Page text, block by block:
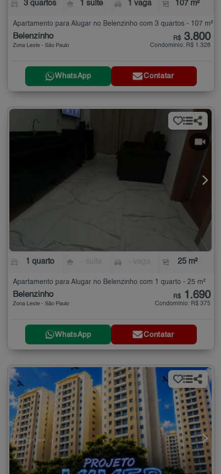
3 quartos 1 suíte 1 vaga 107 m²
Apartamento para Alugar no Belenzinho com 3 quartos - 107 m²
Belenzinho
Zona Leste - São Paulo
R$ 3.800
Condomínio: R$ 1.328
WhatsApp Contatar
1 quarto 25 m²
Apartamento para Alugar no Belenzinho com 1 quarto - 25 m²
Belenzinho
Zona Leste - São Paulo
R$ 1.690
Condomínio: R$ 375
WhatsApp Contatar